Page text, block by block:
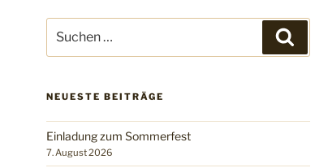
nach:
NEUESTE BEITRÄGE
Einladung zum Sommerfest
7. August 2026